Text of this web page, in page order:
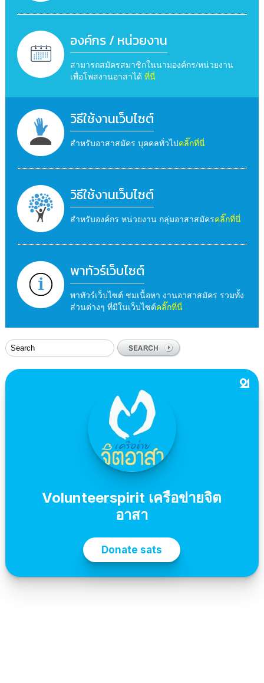
องค์กร / หน่วยงาน
สามารถสมัครสมาชิกในนามองค์กร/หน่วยงาน
เพื่อโพสงานอาสาได้ ที่นี่
วิธีใช้งานเว็บไซต์
สำหรับอาสาสมัคร บุคคลทั่วไปคลิ๊กที่นี่
วิธีใช้งานเว็บไซต์
สำหรับองค์กร หน่วยงาน กลุ่มอาสาสมัครคลิ๊กที่นี่
พาทัวร์เว็บไซต์
พาทัวร์เว็บไซต์ ชมเนื้อหา งานอาสาสมัคร รวมทั้ง
ส่วนต่างๆ ที่มีในเว็บไซต์คลิ๊กที่นี่